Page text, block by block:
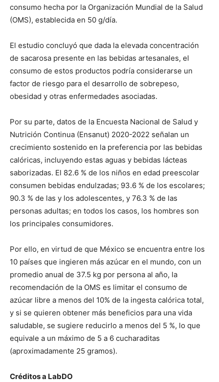
consumo hecha por la Organización Mundial de la Salud
(OMS), establecida en 50 g/día.
El estudio concluyó que dada la elevada concentración
de sacarosa presente en las bebidas artesanales, el
consumo de estos productos podría considerarse un
factor de riesgo para el desarrollo de sobrepeso,
obesidad y otras enfermedades asociadas.
Por su parte, datos de la Encuesta Nacional de Salud y
Nutrición Continua (Ensanut) 2020-2022 señalan un
crecimiento sostenido en la preferencia por las bebidas
calóricas, incluyendo estas aguas y bebidas lácteas
saborizadas. El 82.6 % de los niños en edad preescolar
consumen bebidas endulzadas; 93.6 % de los escolares;
90.3 % de las y los adolescentes, y 76.3 % de las
personas adultas; en todos los casos, los hombres son
los principales consumidores.
Por ello, en virtud de que México se encuentra entre los
10 países que ingieren más azúcar en el mundo, con un
promedio anual de 37.5 kg por persona al año, la
recomendación de la OMS es limitar el consumo de
azúcar libre a menos del 10% de la ingesta calórica total,
y si se quieren obtener más beneficios para una vida
saludable, se sugiere reducirlo a menos del 5 %, lo que
equivale a un máximo de 5 a 6 cucharaditas
(aproximadamente 25 gramos).
Créditos a LabDO